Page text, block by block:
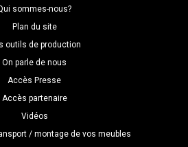
sommes-nous?
Plan du site
outils de production
On parle de nous
Accès Presse
Accès partenaire
Vidéos
/ montage de vos meubles